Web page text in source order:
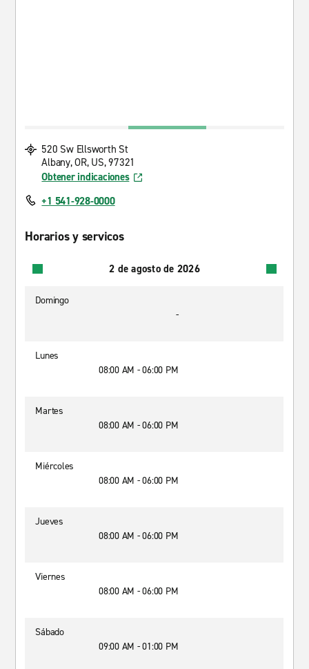
520 Sw Ellsworth St
Albany, OR, US, 97321
Obtener indicaciones
+1 541-928-0000
Horarios y servicos
2 de agosto de 2026
Domingo
-
Lunes
08:00 AM - 06:00 PM
Martes
08:00 AM - 06:00 PM
Miércoles
08:00 AM - 06:00 PM
Jueves
08:00 AM - 06:00 PM
Viernes
08:00 AM - 06:00 PM
Sábado
09:00 AM - 01:00 PM